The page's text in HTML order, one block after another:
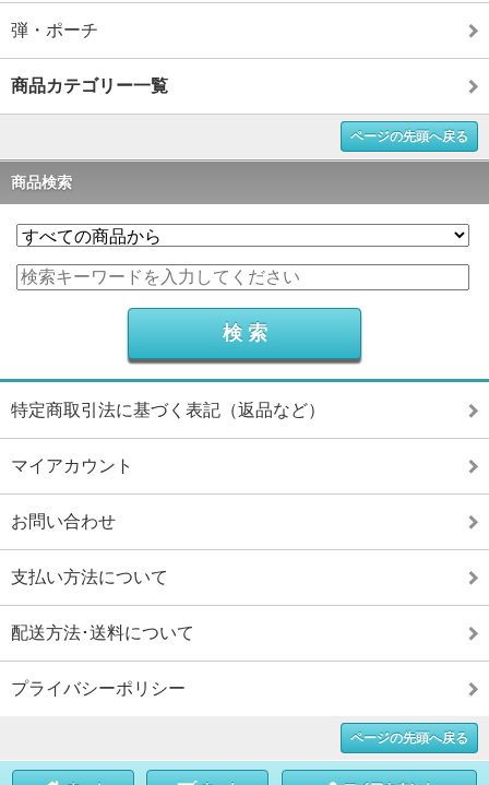
弾・ポーチ
商品カテゴリー一覧
ページの先頭へ戻る
商品検索
特定商取引法に基づく表記（返品など）
マイアカウント
お問い合わせ
支払い方法について
配送方法･送料について
プライバシーポリシー
ページの先頭へ戻る